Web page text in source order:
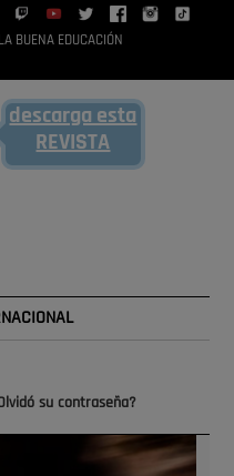
LA BUENA EDUCACIÓN
descarga esta
REVISTA
su contraseña?